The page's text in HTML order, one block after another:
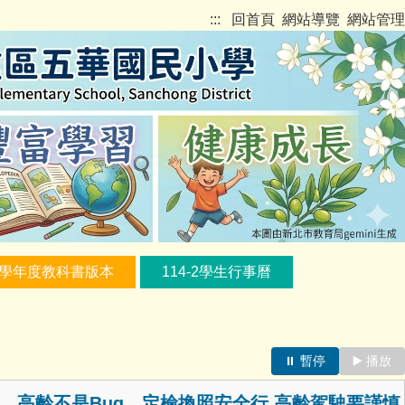
::: 回首頁 網站導覽 網站管理
年度教科書版本 114-2學生行事曆
⏸️ 暫停 ▶️ 播放